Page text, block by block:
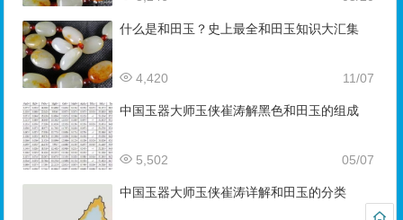
什么是和田玉？史上最全和田玉知识大汇集
11/07
4,420
中国玉器大师玉侠崔涛解黑色和田玉的组成
05/07
5,502
中国玉器大师玉侠崔涛详解和田玉的分类